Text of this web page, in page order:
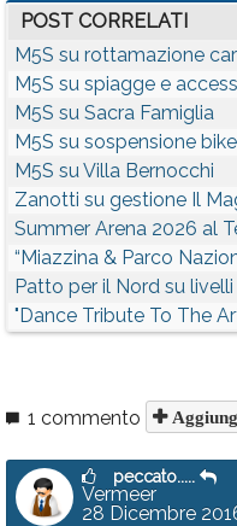
POST CORRELATI
M5S su rottamazione
M5S su spiagge e
M5S su Sacra Famiglia
M5S su sospensione
M5S su Villa Bernocchi
Zanotti su gestione Il
Summer Arena 2026 al
“Miazzina & Parco
Patto per il Nord su
"Dance Tribute To The
1 commento
peccato.....
Vermeer
28 Dicembre